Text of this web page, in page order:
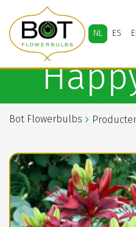
NL ES
Bot Flowerbulbs